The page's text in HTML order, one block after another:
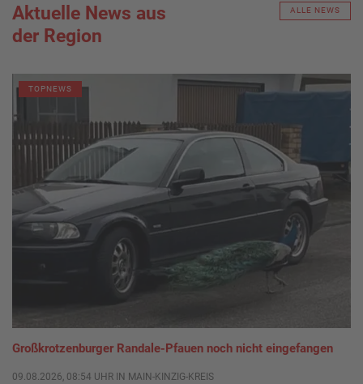
Aktuelle News aus
der Region
ALLE NEWS
TOPNEWS
Großkrotzenburger Randale-Pfauen noch nicht eingefangen
09.08.2026, 08:54 UHR IN MAIN-KINZIG-KREIS